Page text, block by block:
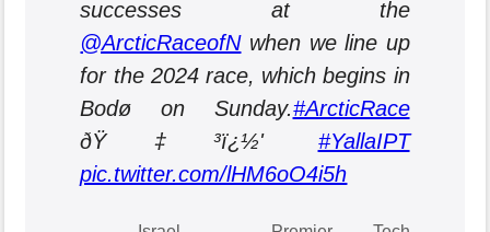
successes at the
@ArcticRaceofNwhen we line up
for the 2024 race, which begins in
Bodø on Sunday.#ArcticRace
ðŸ‡³ï¿½' #YallaIPT
pic.twitter.com/lHM6oO4i5h